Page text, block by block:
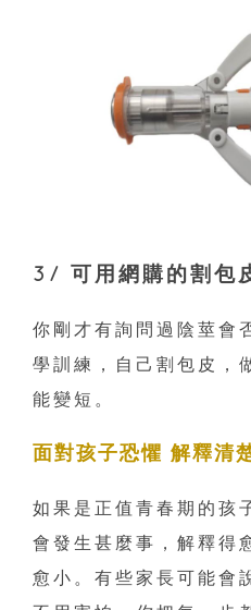
3/ 可用網購的割包
你剛才有詢問過陰莖會
學訓練，自己割包皮，
能變短。
面對孩子恐懼 解釋清
如果是正值青春期的孩
會發生甚麼事，解釋得
愈小。有些家長可能會